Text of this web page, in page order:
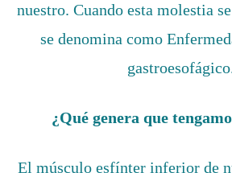
nuestro. Cuando esta molestia
se denomina como
¿Qué genera que
El músculo esfínter inferior de